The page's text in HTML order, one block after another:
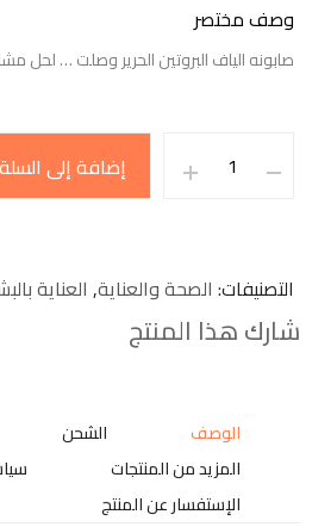
وصف مختصر
صابونه الياف البروتين الحرير وصلت … لحل
إضافة إلى السلة
التصنيفات الصحة والعناية,العناية
شارك هذا المنتج
الوصف الشحن
المزيد من المنتجات
الإستفسار عن المنتج